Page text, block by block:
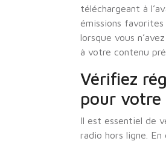
téléchargeant à
émissions
lorsque vous
à votre contenu
Vérifiez
pour votre
Il est essentiel de
radio hors ligne.